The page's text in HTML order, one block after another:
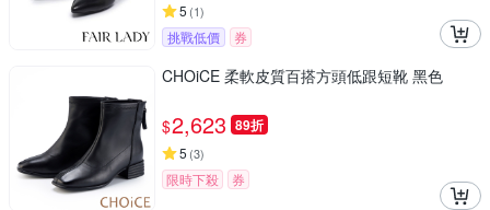
5 (1)
挑戰低價 券
CHOiCE 柔軟皮質百搭方頭低跟短靴 黑色
$2,623 89折
5 (3)
限時下殺 券